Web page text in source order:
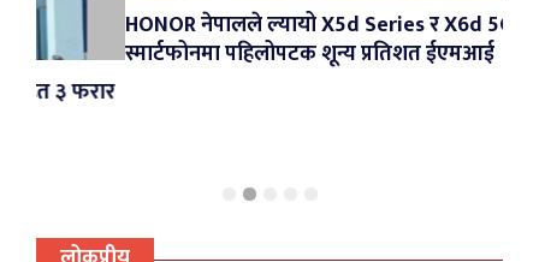
HONOR नेपालले ल्यायो X5d Series र X6d 5G, बजेट
स्मार्टफोनमा पहिलोपटक शून्य प्रतिशत ईएमआई